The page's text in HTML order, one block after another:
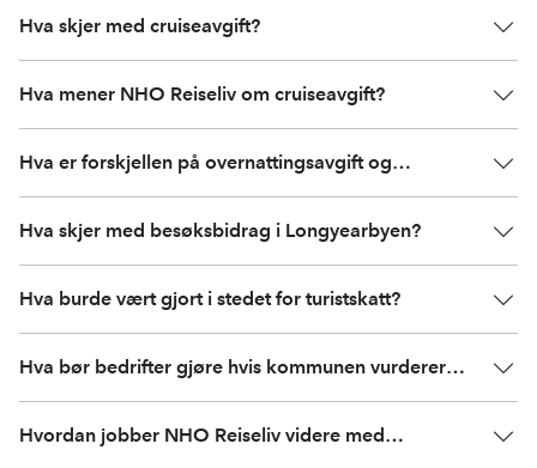
Hva skjer med cruiseavgift?
Hva mener NHO Reiseliv om cruiseavgift?
Hva er forskjellen på overnattingsavgift og
Hva skjer med besøksbidrag i Longyearbyen?
Hva burde vært gjort i stedet for turistskatt?
Hva bør bedrifter gjøre hvis kommunen vurderer
Hvordan jobber NHO Reiseliv videre med